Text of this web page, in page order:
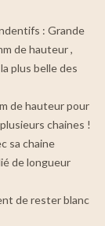
: Grande
de hauteur ,
plus belle des
de hauteur pour
chaines !
sa chaine
de longueur
de rester blanc